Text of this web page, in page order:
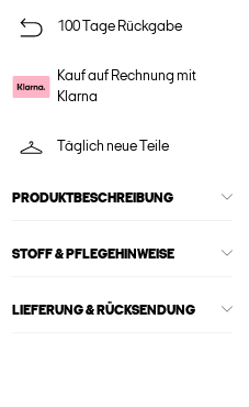
100 Tage Rückgabe
Kauf auf Rechnung mit
Klarna
Täglich neue Teile
PRODUKTBESCHREIBUNG
STOFF & PFLEGEHINWEISE
LIEFERUNG & RÜCKSENDUNG